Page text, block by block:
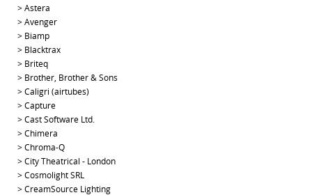
>Astera
>Avenger
> Biamp
> Blacktrax
> Briteq
> Brother, Brother & Sons
>Caligri (airtubes)
>Capture
>Cast Software Ltd.
>Chimera
>Chroma-Q
>City Theatrical - London
>Cosmolight SRL
>CreamSource Lighting